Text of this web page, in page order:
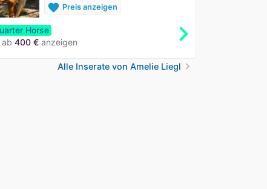
favorite Preis anzeigen
Horse
ab 400 € anzeigen chevron_right
Alle Inserate von Amelie Liegl chevron_right